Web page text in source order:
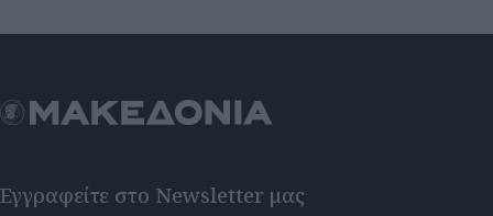
Εγγραφείτε στο Newsletter μας